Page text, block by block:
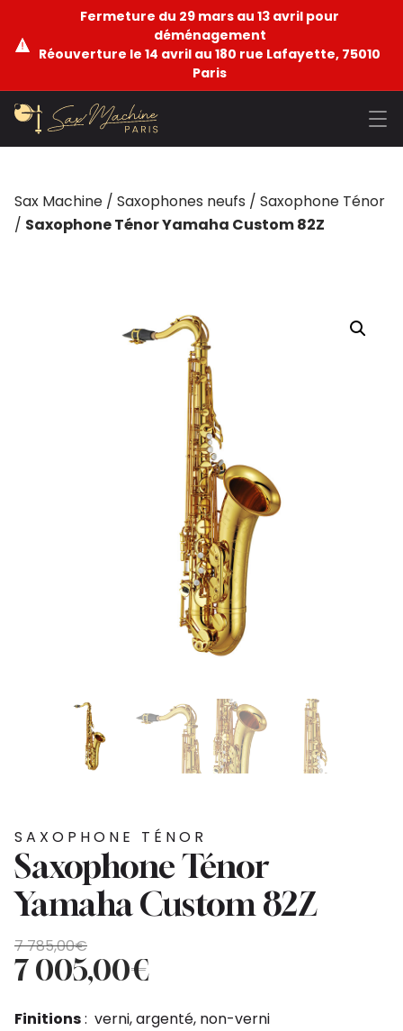
Fermeture du 29 mars au 13 avril pour
déménagement
Réouverture le 14 avril au 180 rue Lafayette, 75010
Paris
Sax Machine / Saxophones neufs / Saxophone Ténor
/ Saxophone Ténor Yamaha Custom 82Z
SAXOPHONE TÉNOR
Saxophone Ténor
Yamaha Custom 82Z
7 785,00€
Le
prix
initial
était :
7 005,00€
Le
prix
actuel
est :
Finitions: verni, argenté, non-verni